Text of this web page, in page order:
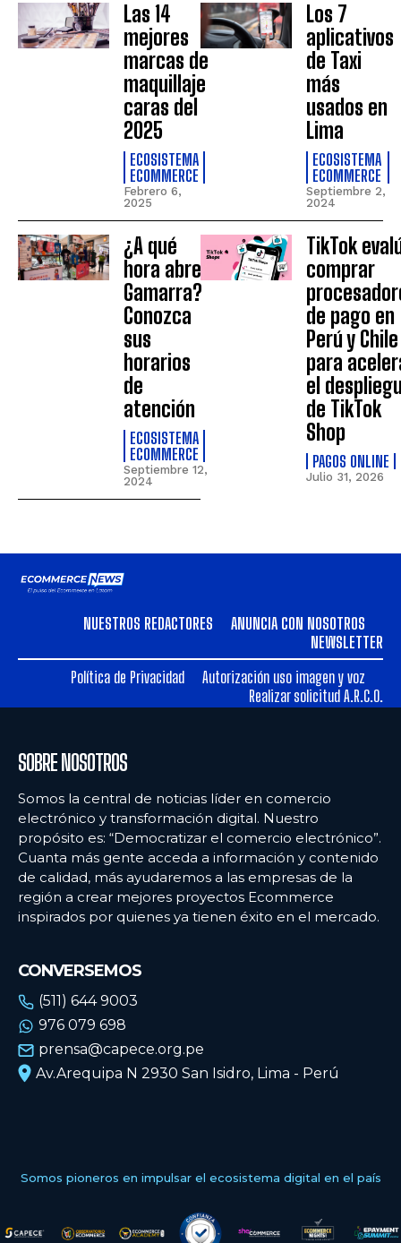
Las 14
mejores
marcas de
maquillaje
caras del
2025
ECOSISTEMA
ECOMMERCE
Febrero 6,
2025
Los 7
aplicativos
de Taxi
más
usados en
Lima
ECOSISTEMA
ECOMMERCE
Septiembre 2,
2024
¿A qué
hora abre
Gamarra?
Conozca
sus
horarios
de
atención
ECOSISTEMA
ECOMMERCE
Septiembre 12,
2024
TikTok
comprar
de pago en
Perú y Chile
para
el
de TikTok
Shop
PAGOS ONLINE
Julio 31, 2026
NUESTROS REDACTORES
ANUNCIA CON NOSOTROS
NEWSLETTER
Política de Privacidad
Autorización uso imagen y voz
Realizar solicitud A.R.C.O.
SOBRE NOSOTROS
Somos la central de noticias líder en comercio
electrónico y transformación digital. Nuestro
propósito es: “Democratizar el comercio electrónico”.
Cuanta más gente acceda a información y contenido
de calidad, más ayudaremos a las empresas de la
región a crear mejores proyectos Ecommerce
inspirados por quienes ya tienen éxito en el mercado.
CONVERSEMOS
(511) 644 9003
976 079 698
prensa@capece.org.pe
Av.Arequipa N 2930 San Isidro, Lima - Perú
Somos pioneros en impulsar el ecosistema digital en el país